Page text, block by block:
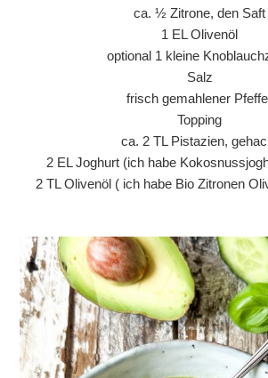
ca. ½ Zitrone, den Saft
1 EL Olivenöl
optional 1 kleine
Salz
frisch gemahlener
Topping
ca. 2 TL Pistazien,
2 EL Joghurt (ich habe
2 TL Olivenöl ( ich habe Bio Zitronen